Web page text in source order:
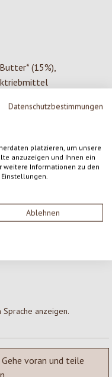
Datenschutzbestimmungen
platzieren, um unsere
anzuzeigen und Ihnen ein
weitere Informationen zu den
Ablehnen
(15%),
5 Sternen
mit anderen Kunden.
anzeigen.
voran und teile